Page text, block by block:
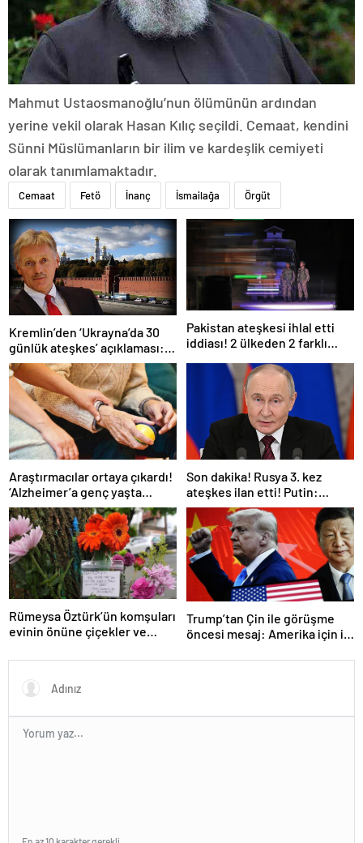
Mahmut Ustaosmanoğlu’nun ölümünün ardından
yerine vekil olarak Hasan Kılıç seçildi. Cemaat, kendini
Sünni Müslümanların bir ilim ve kardeşlik cemiyeti
olarak tanımlamaktadır.
Cemaat Fetö İnanç İsmailağa Örgüt
Kremlin’den ‘Ukrayna’da 30
günlük ateşkes’ açıklaması:
Bunu iyice düşünmeliyiz
Pakistan ateşkesi ihlal etti
iddiası! 2 ülkeden 2 farklı
Araştırmacılar ortaya çıkardı!
‘Alzheimer’a genç yaşta
yakalanabilirsiniz’
Son dakika! Rusya 3. kez
ateşkes ilan etti! Putin:
Erdoğan ile görüşme
gerçekleştireceğiz
Rümeysa Öztürk’ün komşuları
evinin önüne çiçekler ve
Trump’tan Çin ile görüşme
öncesi mesaj: Amerika için iyi